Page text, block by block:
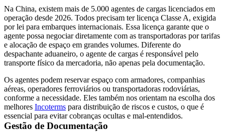
Na China, existem mais de 5.000 agentes de cargas licenciados em
operação desde 2026. Todos precisam ter licença Classe A, exigida
por lei para embarques internacionais. Essa licença garante que o
agente possa negociar diretamente com as transportadoras por tarifas
e alocação de espaço em grandes volumes. Diferente do
despachante aduaneiro, o agente de cargas é responsável pelo
transporte físico da mercadoria, não apenas pela documentação.
Os agentes podem reservar espaço com armadores, companhias
aéreas, operadores ferroviários ou transportadoras rodoviárias,
conforme a necessidade. Eles também nos orientam na escolha dos
melhores Incoterms para distribuição de riscos e custos, o que é
essencial para evitar cobranças ocultas e mal-entendidos.
Gestão de Documentação